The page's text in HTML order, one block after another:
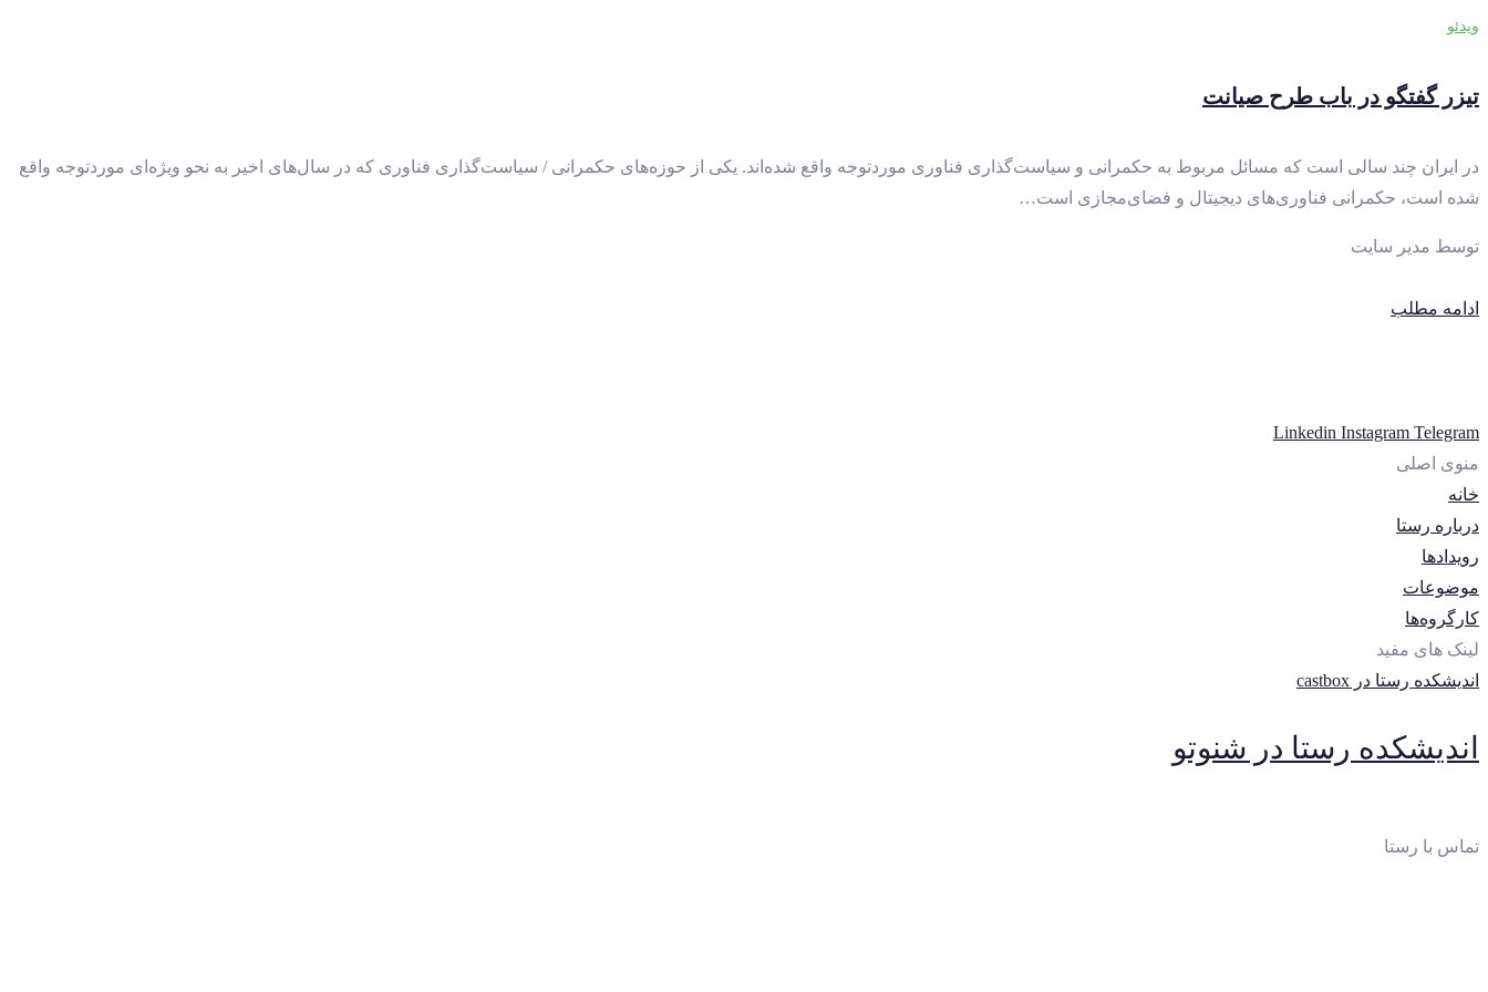
ویدئو
تیزر گفتگو در باب طرح صیانت
در ایران چند سالی است که مسائل مربوط به حکمرانی و سیاست‌گذاری فناوری مورد‌توجه واقع شده‌‌‌اند. یکی از حوزه‌های حکمرانی / سیاست‌گذاری فناوری که در سال‌های اخیر به نحو ویژه‌‌‌ای مورد‌توجه واقع
شده است، حکمرانی فناوری‌‌‌های دیجیتال و فضای‌مجازی است…
توسط مدیر سایت
ادامه مطلب
Linkedin Instagram Telegram
منوی اصلی
خانه
درباره رستا
رویدادها
موضوعات
کارگروه‌ها
لینک های مفید
اندیشکده رستا در castbox
اندیشکده رستا در شنوتو
تماس با رستا